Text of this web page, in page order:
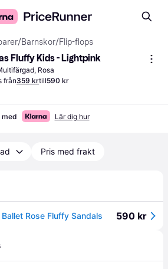
/Barnskor/Flip-flops
Fluffy Kids - Lightpink
Rosa
från359 krtill590 kr
med Lär dig hur
Pris med frakt
Rose Fluffy Sandals 590 kr